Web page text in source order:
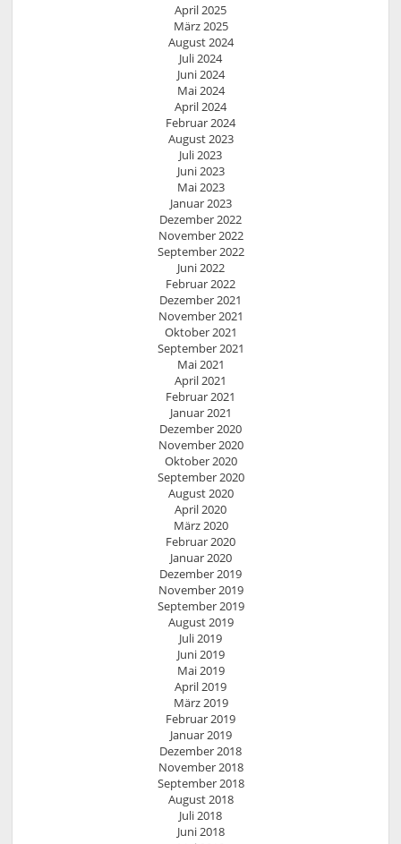
April 2025
März 2025
August 2024
Juli 2024
Juni 2024
Mai 2024
April 2024
Februar 2024
August 2023
Juli 2023
Juni 2023
Mai 2023
Januar 2023
Dezember 2022
November 2022
September 2022
Juni 2022
Februar 2022
Dezember 2021
November 2021
Oktober 2021
September 2021
Mai 2021
April 2021
Februar 2021
Januar 2021
Dezember 2020
November 2020
Oktober 2020
September 2020
August 2020
April 2020
März 2020
Februar 2020
Januar 2020
Dezember 2019
November 2019
September 2019
August 2019
Juli 2019
Juni 2019
Mai 2019
April 2019
März 2019
Februar 2019
Januar 2019
Dezember 2018
November 2018
September 2018
August 2018
Juli 2018
Juni 2018